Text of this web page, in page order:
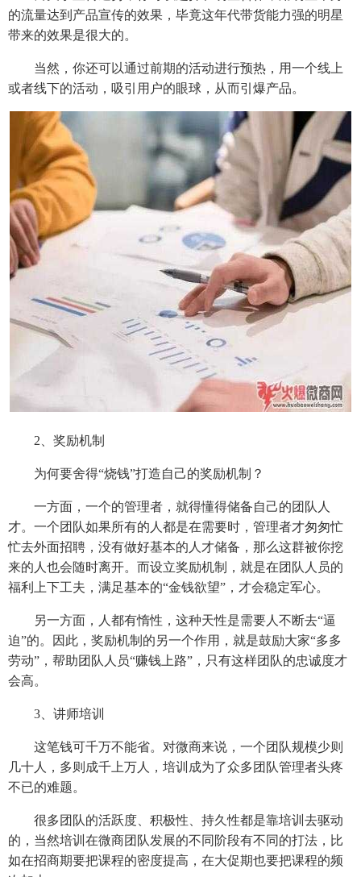
的流量达到产品宣传的效果，毕竟这年代带货能力强的明星
带来的效果是很大的。
当然，你还可以通过前期的活动进行预热，用一个线上
或者线下的活动，吸引用户的眼球，从而引爆产品。
2、奖励机制
为何要舍得“烧钱”打造自己的奖励机制？
一方面，一个的管理者，就得懂得储备自己的团队人
才。一个团队如果所有的人都是在需要时，管理者才匆匆忙
忙去外面招聘，没有做好基本的人才储备，那么这群被你挖
来的人也会随时离开。而设立奖励机制，就是在团队人员的
福利上下工夫，满足基本的“金钱欲望”，才会稳定军心。
另一方面，人都有惰性，这种天性是需要人不断去“逼
迫”的。因此，奖励机制的另一个作用，就是鼓励大家“多多
劳动”，帮助团队人员“赚钱上路”，只有这样团队的忠诚度才
会高。
3、讲师培训
这笔钱可千万不能省。对微商来说，一个团队规模少则
几十人，多则成千上万人，培训成为了众多团队管理者头疼
不已的难题。
很多团队的活跃度、积极性、持久性都是靠培训去驱动
的，当然培训在微商团队发展的不同阶段有不同的打法，比
如在招商期要把课程的密度提高，在大促期也要把课程的频